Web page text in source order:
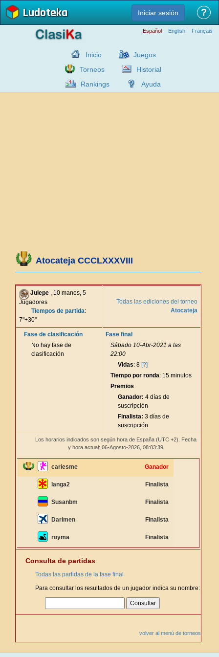
Ludoteka Iniciar sesión ?
Español English Français
Inicio
Juegos
Torneos
Historial
Rankings
Ayuda
Atocateja CCCLXXXVIII
Julepe , 10 manos, 5
Jugadores
Tiempos de partida:
7"+30"
Todas las ediciones del torneo
Atocateja
Fase de clasificación
No hay fase de
clasificación
Fase final
Sábado 10-Abr-2021 a las
22:00
Vidas: 8 [?]
Tiempo por ronda: 15 minutos
Premios
Ganador: 4 días de
suscripción
Finalista: 3 días de
suscripción
Los horarios indicados son según hora de España (UTC +2). Fecha
y hora actual: 06-Agosto-2026, 08:03:39
cariesme Ganador
langa2 Finalista
Susanbm Finalista
Darimen Finalista
royma Finalista
Consulta de partidas
Todas las partidas de la fase final
Para consultar los resultados de un jugador indica su nombre:
volver al menú de torneos